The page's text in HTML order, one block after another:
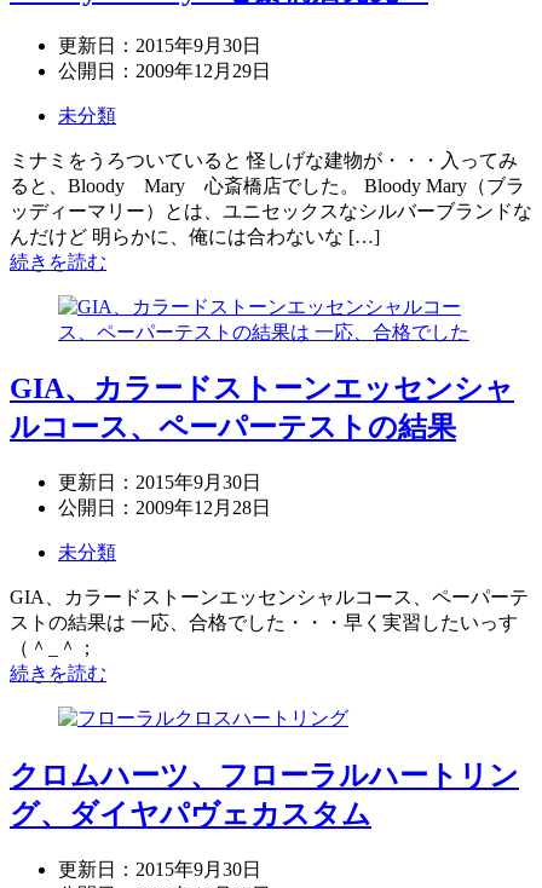
更新日： 2015年9月30日
公開日： 2009年12月29日
未分類
ミナミをうろついていると 怪しげな建物が・・・入ってみ
ると、Bloody Mary 心斎橋店でした。 Bloody Mary（ブラ
ッディーマリー）とは、ユニセックスなシルバーブランドな
んだけど 明らかに、俺には合わないな […]
続きを読む
GIA、カラードストーンエッセンシャ
ルコース、ペーパーテストの結果
更新日： 2015年9月30日
公開日： 2009年12月28日
未分類
GIA、カラードストーンエッセンシャルコース、ペーパーテ
ストの結果は 一応、合格でした・・・早く実習したいっす
（＾_＾；
続きを読む
クロムハーツ、フローラルハートリン
グ、ダイヤパヴェカスタム
更新日： 2015年9月30日